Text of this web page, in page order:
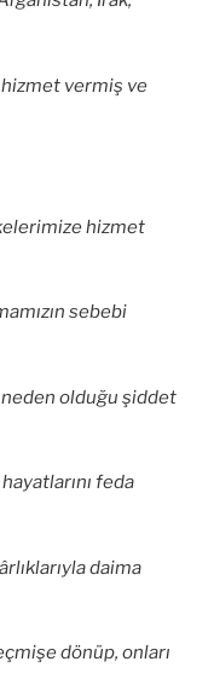
vermiş ve
hizmet
sebebi
neden olduğu şiddet
feda
daima
dönüp, onları